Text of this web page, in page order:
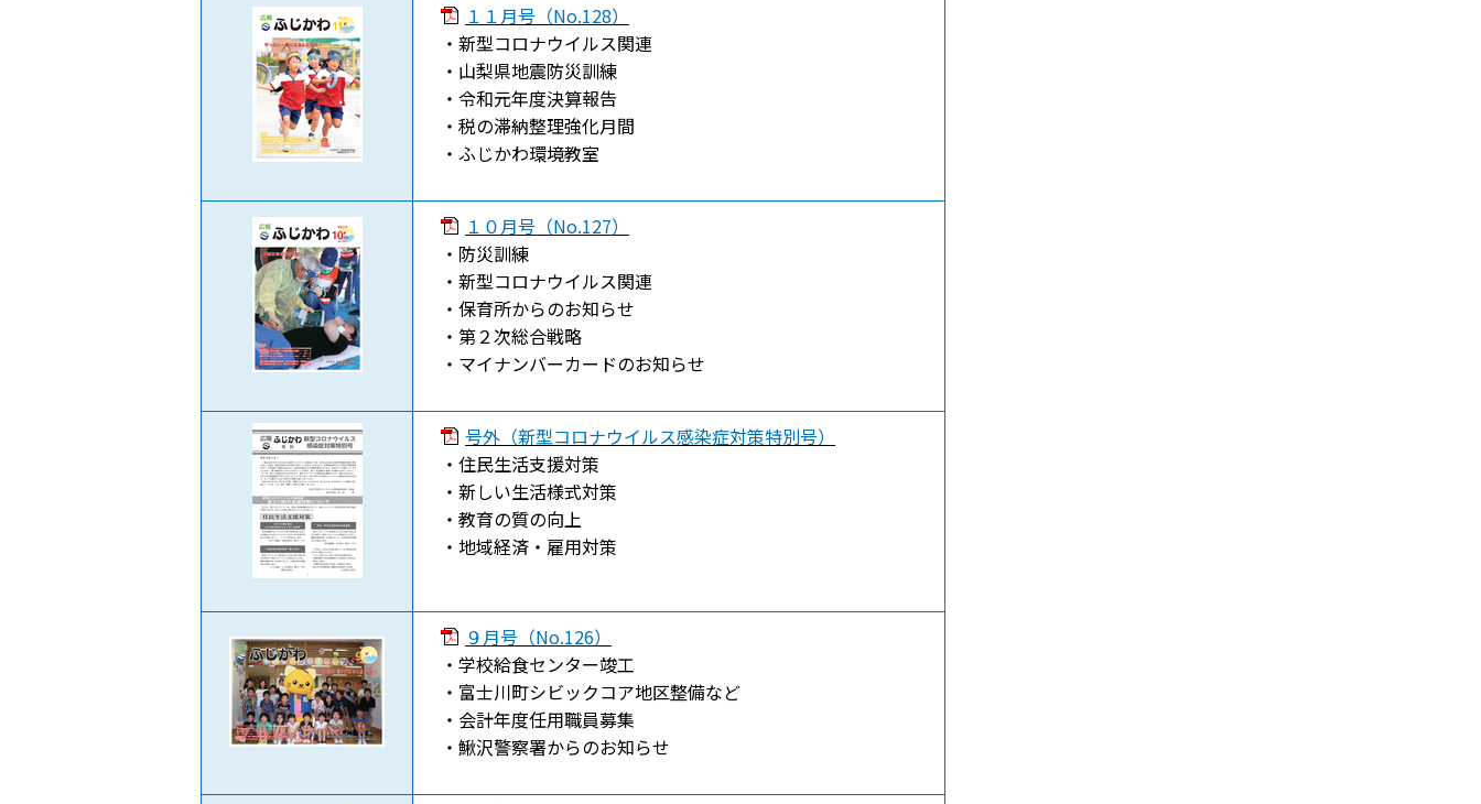
１１月号（No.128）
・新型コロナウイルス関連
・山梨県地震防災訓練
・令和元年度決算報告
・税の滞納整理強化月間
・ふじかわ環境教室
１０月号（No.127）
・防災訓練
・新型コロナウイルス関連
・保育所からのお知らせ
・第２次総合戦略
・マイナンバーカードのお知らせ
号外（新型コロナウイルス感染症対策特別号）
・住民生活支援対策
・新しい生活様式対策
・教育の質の向上
・地域経済・雇用対策
９月号（No.126）
・学校給食センター竣工
・富士川町シビックコア地区整備など
・会計年度任用職員募集
・鰍沢警察署からのお知らせ